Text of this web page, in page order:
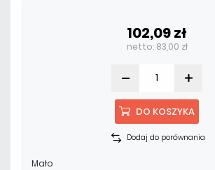
102,09 zł
netto: 83,00 zł
DO KOSZYKA
Dodaj do porównania
Mało